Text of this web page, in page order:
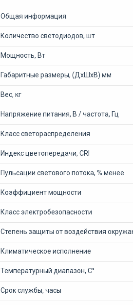
Общая информация
Количество светодиодов, шт
Мощность, Вт
Габаритные размеры, (ДхШхВ) мм
Вес, кг
Напряжение питания, В / частота, Гц
Класс светораспределения
Индекс цветопередачи, CRI
Пульсации светового потока, % менее
Коэффициент мощности
Класс электробезопасности
Степень защиты от воздействия
Климатическое исполнение
Температурный диапазон, С°
Срок службы, часы